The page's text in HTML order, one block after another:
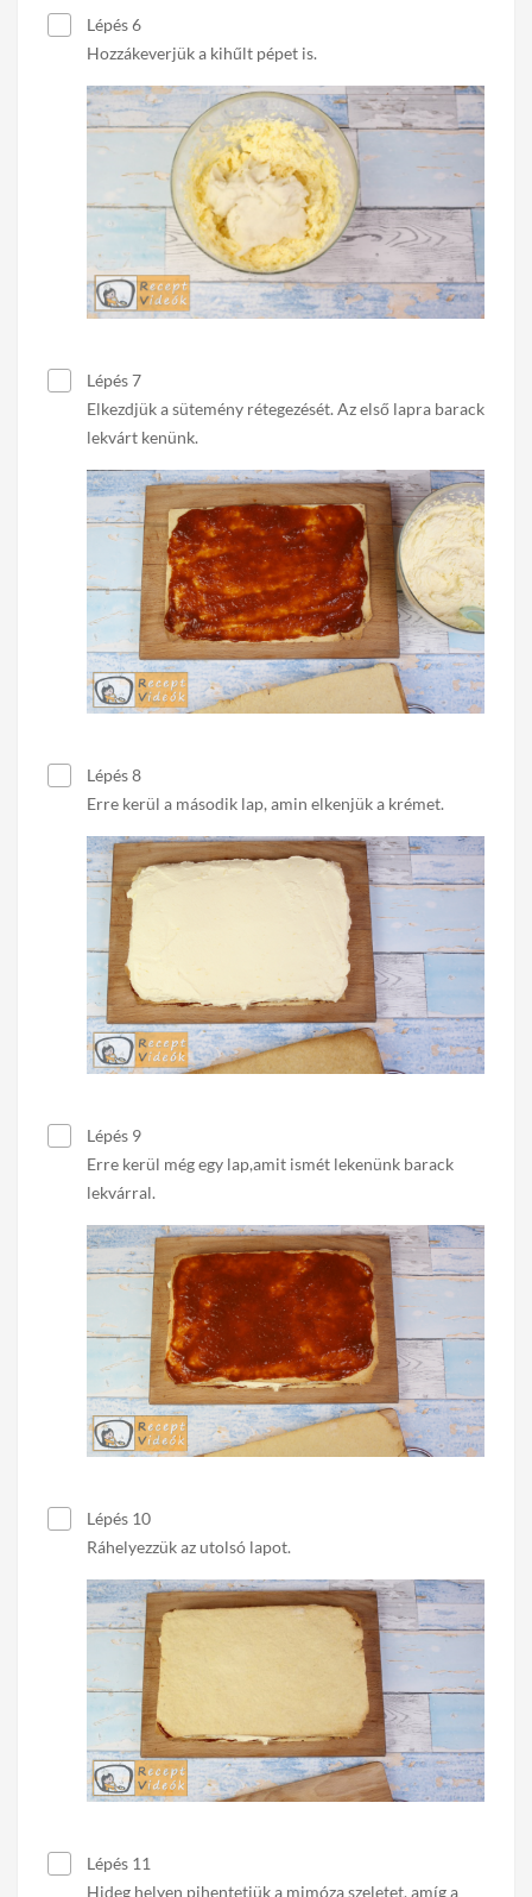
Lépés 6
Hozzákeverjük a kihűlt pépet is.
Lépés 7
Elkezdjük a sütemény rétegezését. Az első lapra barack
lekvárt kenünk.
Lépés 8
Erre kerül a második lap, amin elkenjük a krémet.
Lépés 9
Erre kerül még egy lap,amit ismét lekenünk barack
lekvárral.
Lépés 10
Ráhelyezzük az utolsó lapot.
Lépés 11
Hideg helyen pihentetjük a mimóza szeletet, amíg a